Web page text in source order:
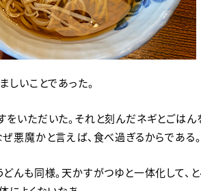
しいことであった。
いただいた。それと刻んだネギとごはん
悪魔かと言えば、食べ過ぎるからである。
んも同様。天かすがつゆと一体化して、